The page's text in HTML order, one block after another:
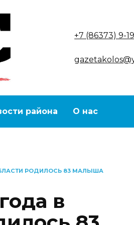
+7 (86373) 9-
района О нас
РОДИЛОСЬ 83 МАЛЫША
в